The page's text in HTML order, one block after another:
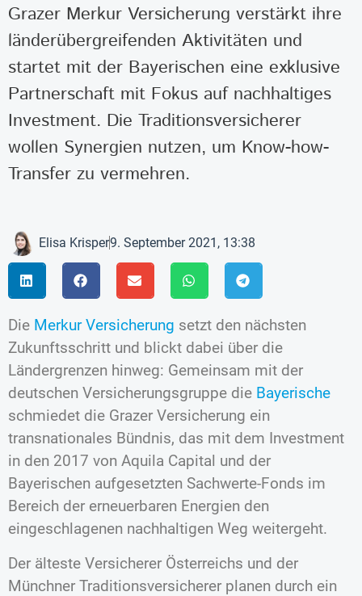
Grazer Merkur Versicherung verstärkt ihre
länderübergreifenden Aktivitäten und
startet mit der Bayerischen eine exklusive
Partnerschaft mit Fokus auf nachhaltiges
Investment. Die Traditionsversicherer
wollen Synergien nutzen, um Know-how-
Transfer zu vermehren.
Elisa Krisper9. September 2021, 13:38
Die Merkur Versicherung setzt den nächsten
Zukunftsschritt und blickt dabei über die
Ländergrenzen hinweg: Gemeinsam mit der
deutschen Versicherungsgruppe die Bayerische
schmiedet die Grazer Versicherung ein
transnationales Bündnis, das mit dem Investment
in den 2017 von Aquila Capital und der
Bayerischen aufgesetzten Sachwerte-Fonds im
Bereich der erneuerbaren Energien den
eingeschlagenen nachhaltigen Weg weitergeht.
Der älteste Versicherer Österreichs und der
Münchner Traditionsversicherer planen durch ein